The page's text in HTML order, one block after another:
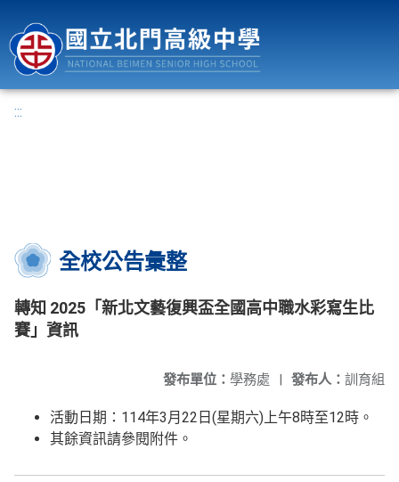
:::
全校公告彙整
轉知 2025「新北文藝復興盃全國高中職水彩寫生比
賽」資訊
發布人： 訓育組
發布單位： 學務處 |
活動日期：114年3月22日(星期六)上午8時至12時。
其餘資訊請參閱附件。